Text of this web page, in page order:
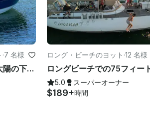
·7 名様
ベイライナー190デッキボートで太陽の下で楽しんでください！
ロング・ビーチのヨット ·12 名様
5.0 スーパーオーナー
$189+時間